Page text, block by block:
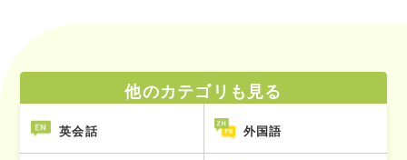
他のカテゴリも見る
英会話 外国語